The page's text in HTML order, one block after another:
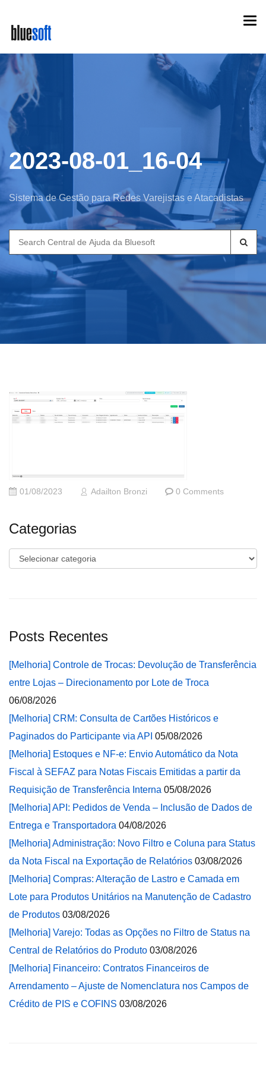
main
content
2023-08-01_16-04
Sistema de Gestão para Redes Varejistas e Atacadistas
Search
for:
01/08/2023 Adailton Bronzi 0 Comments
Categorias
Categorias
Posts Recentes
[Melhoria] Controle de Trocas: Devolução de Transferência
entre Lojas – Direcionamento por Lote de Troca
06/08/2026
[Melhoria] CRM: Consulta de Cartões Históricos e
Paginados do Participante via API 05/08/2026
[Melhoria] Estoques e NF-e: Envio Automático da Nota
Fiscal à SEFAZ para Notas Fiscais Emitidas a partir da
Requisição de Transferência Interna 05/08/2026
[Melhoria] API: Pedidos de Venda – Inclusão de Dados de
Entrega e Transportadora 04/08/2026
[Melhoria] Administração: Novo Filtro e Coluna para Status
da Nota Fiscal na Exportação de Relatórios 03/08/2026
[Melhoria] Compras: Alteração de Lastro e Camada em
Lote para Produtos Unitários na Manutenção de Cadastro
de Produtos 03/08/2026
[Melhoria] Varejo: Todas as Opções no Filtro de Status na
Central de Relatórios do Produto 03/08/2026
[Melhoria] Financeiro: Contratos Financeiros de
Arrendamento – Ajuste de Nomenclatura nos Campos de
Crédito de PIS e COFINS 03/08/2026